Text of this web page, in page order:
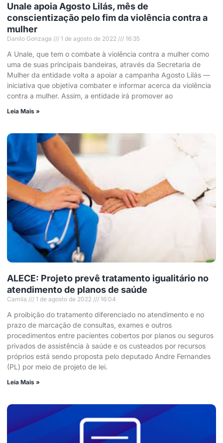
Unale apoia Agosto Lilás, mês de
conscientização pelo fim da violência contra a
mulher
Danilo Gonzaga 1 de agosto de 2022 16:35
A Unale, que tem o combate à violência contra a mulher como
uma de suas principais bandeiras, através da Secretaria de
Mulher da entidade volta a apoiar a campanha Agosto Lilás —
iniciativa que objetiva combater e informar acerca da violência
contra a mulher. Assim, a entidade irá promover ao
Leia Mais »
ALECE: Projeto prevê tratamento igualitário no
atendimento de planos de saúde
Camila 1 de agosto de 2022 16:04
A proibição do tratamento diferenciado no atendimento e no
prazo de marcação de consultas, exames e outros
procedimentos entre pacientes cobertos por planos ou seguros
privados de assistência à saúde e os custeados por recursos
próprios está sendo proposta pelo deputado Andre Fernandes
(PL) por meio de projeto de lei.
Leia Mais »